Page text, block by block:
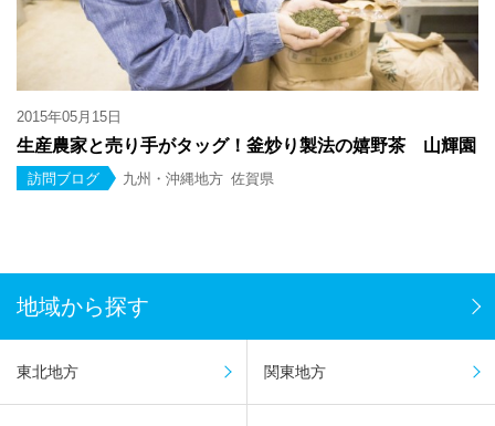
2015年05月15日
生産農家と売り手がタッグ！釜炒り製法の嬉野茶 山輝園
訪問ブログ 九州・沖縄地方 佐賀県
地域から探す
東北地方 関東地方